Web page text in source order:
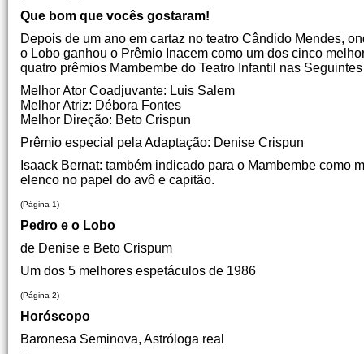
Que bom que vocês gostaram!
Depois de um ano em cartaz no teatro Cândido Mendes,
o Lobo ganhou o Prêmio Inacem como um dos cinco
quatro prêmios Mambembe do Teatro Infantil nas
Melhor Ator Coadjuvante: Luis Salem
Melhor Atriz: Débora Fontes
Melhor Direção: Beto Crispun
Prêmio especial pela Adaptação: Denise Crispun
Isaack Bernat: também indicado para o Mambembe como
elenco no papel do avô e capitão.
(Página 1)
Pedro e o Lobo
de Denise e Beto Crispum
Um dos 5 melhores espetáculos de 1986
(Página 2)
Horóscopo
Baronesa Seminova, Astróloga real